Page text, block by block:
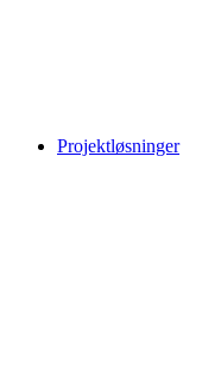
Projektløsninger